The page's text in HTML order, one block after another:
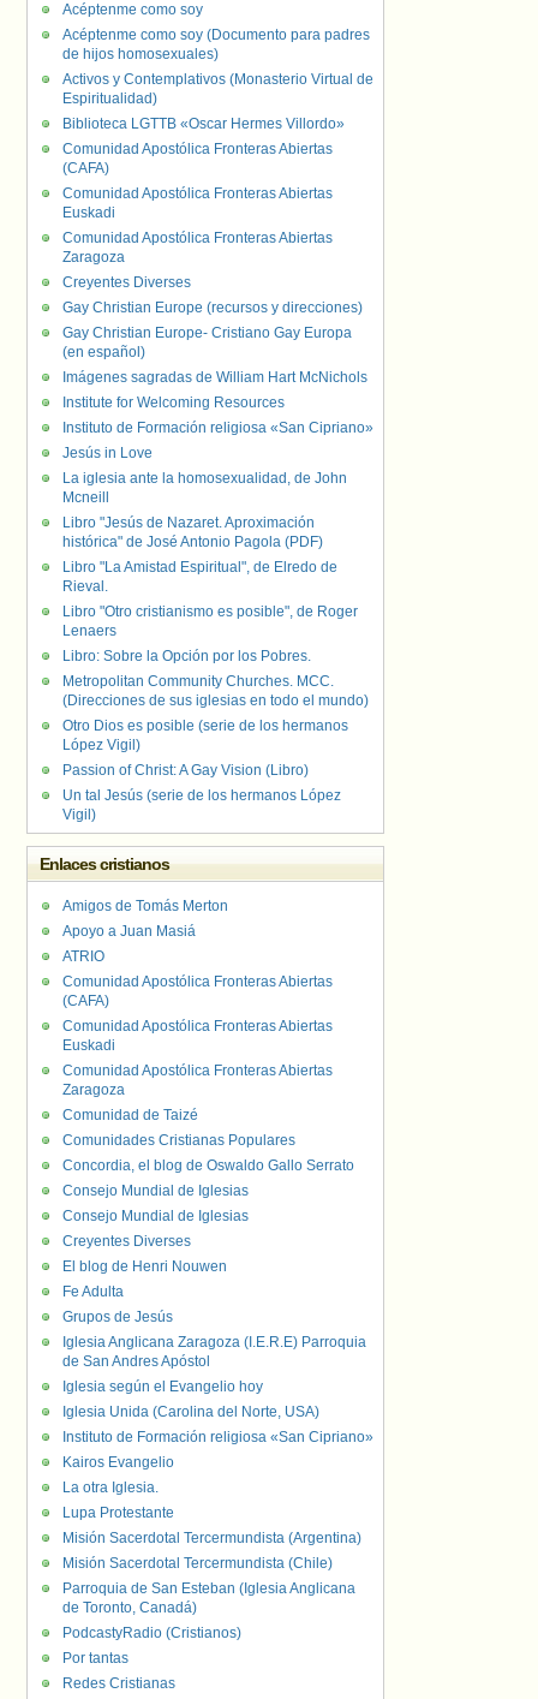
Acéptenme como soy
Acéptenme como soy (Documento para padres
de hijos homosexuales)
Activos y Contemplativos (Monasterio Virtual de
Espiritualidad)
Biblioteca LGTTB «Oscar Hermes Villordo»
Comunidad Apostólica Fronteras Abiertas
(CAFA)
Comunidad Apostólica Fronteras Abiertas
Euskadi
Comunidad Apostólica Fronteras Abiertas
Zaragoza
Creyentes Diverses
Gay Christian Europe (recursos y direcciones)
Gay Christian Europe- Cristiano Gay Europa
(en español)
Imágenes sagradas de William Hart McNichols
Institute for Welcoming Resources
Instituto de Formación religiosa «San Cipriano»
Jesús in Love
La iglesia ante la homosexualidad, de John
Mcneill
Libro "Jesús de Nazaret. Aproximación
histórica" de José Antonio Pagola (PDF)
Libro "La Amistad Espiritual", de Elredo de
Rieval.
Libro "Otro cristianismo es posible", de Roger
Lenaers
Libro: Sobre la Opción por los Pobres.
Metropolitan Community Churches. MCC.
(Direcciones de sus iglesias en todo el mundo)
Otro Dios es posible (serie de los hermanos
López Vigil)
Passion of Christ: A Gay Vision (Libro)
Un tal Jesús (serie de los hermanos López
Vigil)
Enlaces cristianos
Amigos de Tomás Merton
Apoyo a Juan Masiá
ATRIO
Comunidad Apostólica Fronteras Abiertas
(CAFA)
Comunidad Apostólica Fronteras Abiertas
Euskadi
Comunidad Apostólica Fronteras Abiertas
Zaragoza
Comunidad de Taizé
Comunidades Cristianas Populares
Concordia, el blog de Oswaldo Gallo Serrato
Consejo Mundial de Iglesias
Consejo Mundial de Iglesias
Creyentes Diverses
El blog de Henri Nouwen
Fe Adulta
Grupos de Jesús
Iglesia Anglicana Zaragoza (I.E.R.E) Parroquia
de San Andres Apóstol
Iglesia según el Evangelio hoy
Iglesia Unida (Carolina del Norte, USA)
Instituto de Formación religiosa «San Cipriano»
Kairos Evangelio
La otra Iglesia.
Lupa Protestante
Misión Sacerdotal Tercermundista (Argentina)
Misión Sacerdotal Tercermundista (Chile)
Parroquia de San Esteban (Iglesia Anglicana
de Toronto, Canadá)
PodcastyRadio (Cristianos)
Por tantas
Redes Cristianas